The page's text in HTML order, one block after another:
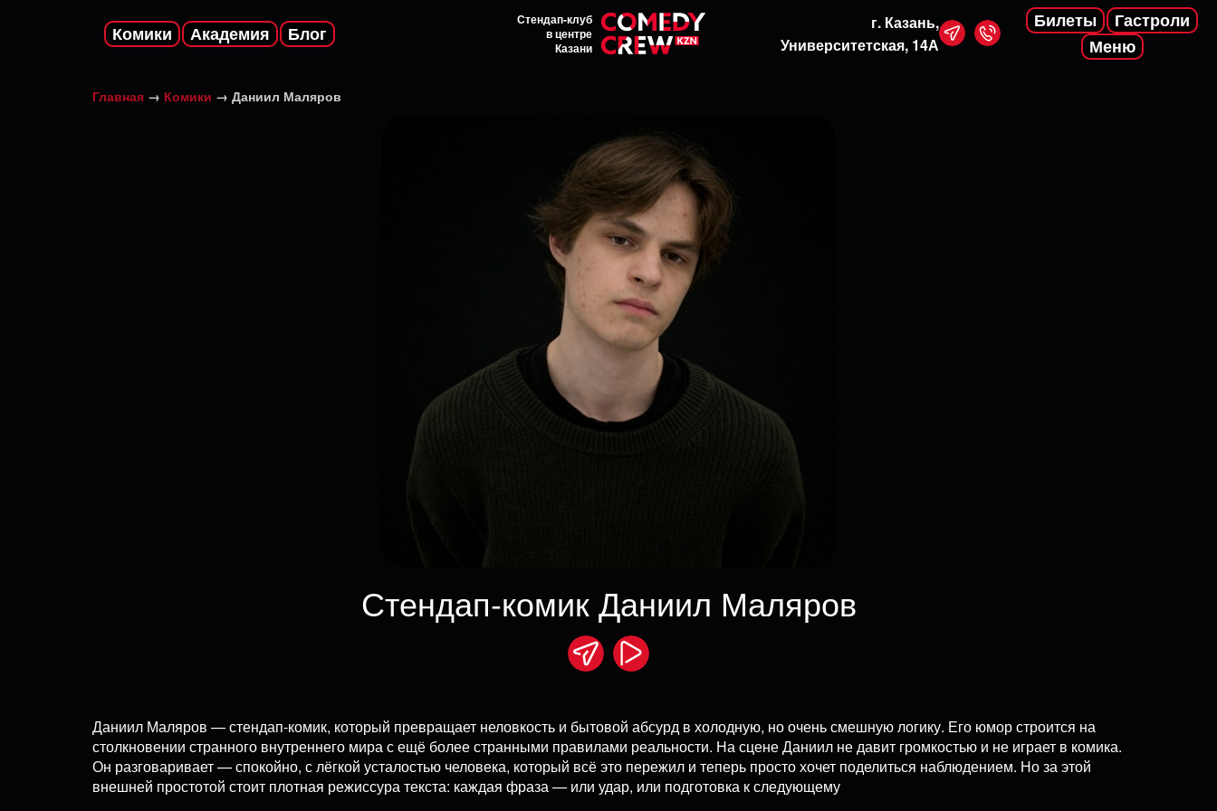
Комики Академия Блог
Стендап-клуб
в центре
Казани
г. Казань,
Университетская, 14А
Билеты
Гастроли
Меню
Главная → Комики → Даниил Маляров
Стендап-комик Даниил Маляров
Даниил Маляров — стендап-комик, который превращает неловкость и бытовой абсурд в холодную, но очень смешную логику. Его юмор строится на
столкновении странного внутреннего мира с ещё более странными правилами реальности. На сцене Даниил не давит громкостью и не играет в комика.
Он разговаривает — спокойно, с лёгкой усталостью человека, который всё это пережил и теперь просто хочет поделиться наблюдением. Но за этой
внешней простотой стоит плотная режиссура текста: каждая фраза — или удар, или подготовка к следующему